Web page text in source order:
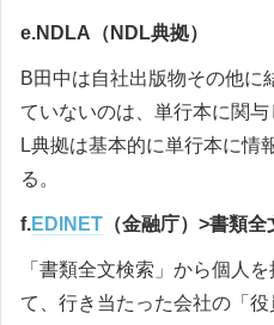
e.NDLA（NDL典拠）
B田中は自社出版物その他に
ていないのは、単行本に関
L典拠は基本的に単行本に情
る。
f.EDINET （金融庁）>書類
「書類全文検索」から個人
て、行き当たった会社の「